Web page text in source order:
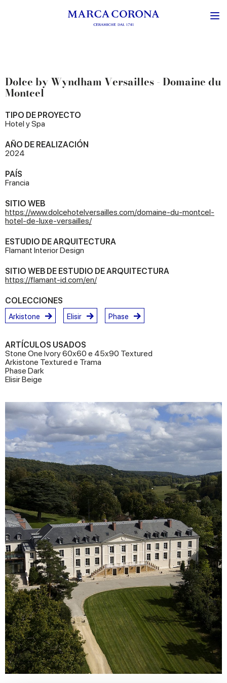
Dolce by Wyndham Versailles - Domaine du
Montcel
TIPO DE PROYECTO
Hotel y Spa
AÑO DE REALIZACIÓN
2024
PAÍS
Francia
SITIO WEB
https://www.dolcehotelversailles.com/domaine-du-montcel-
hotel-de-luxe-versailles/
ESTUDIO DE ARQUITECTURA
Flamant Interior Design
SITIO WEB DE ESTUDIO DE ARQUITECTURA
https://flamant-id.com/en/
COLECCIONES
Arkistone Elisir Phase
ARTÍCULOS USADOS
Stone One Ivory 60x60 e 45x90 Textured
Arkistone Textured e Trama
Phase Dark
Elisir Beige